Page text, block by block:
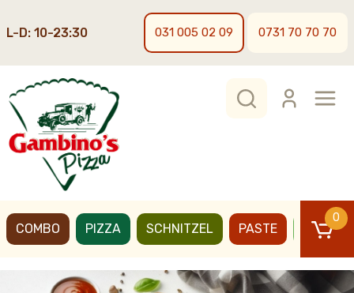
L-D: 10-23:30 031 005 02 09 0731 70 70 70
COMBO PIZZA SCHNITZEL PASTE BURGERI
0